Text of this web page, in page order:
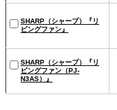
SHARP（シャープ）『リ
ビングファン』
SHARP（シャープ）『リ
ビングファン（PJ-
N3AS）』